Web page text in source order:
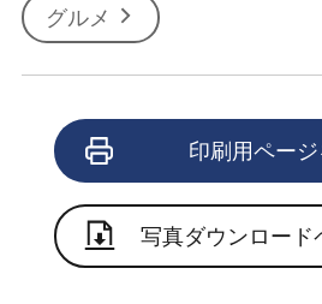
グルメ
印刷用ペー
写真ダウンロード